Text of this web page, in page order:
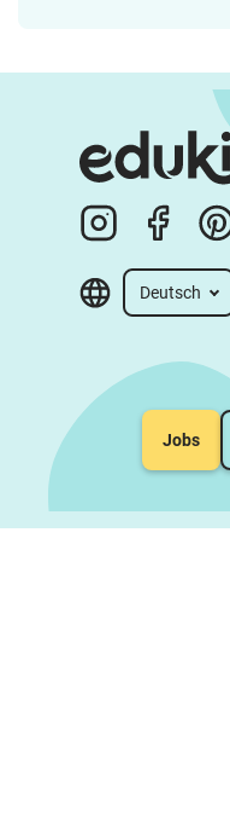
Deutsch
Jobs